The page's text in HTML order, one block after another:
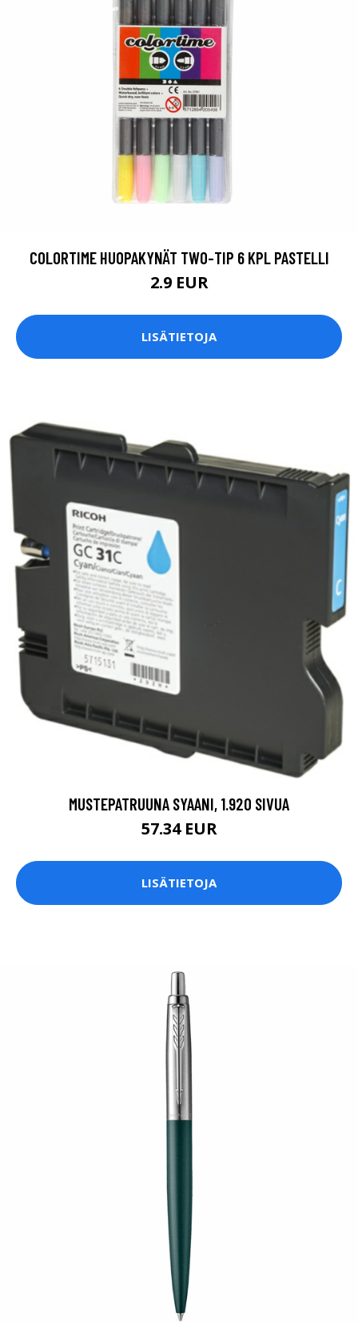
COLORTIME HUOPAKYNÄT TWO-TIP 6 KPL PASTELLI
2.9 EUR
LISÄTIETOJA
MUSTEPATRUUNA SYAANI, 1.920 SIVUA
57.34 EUR
LISÄTIETOJA